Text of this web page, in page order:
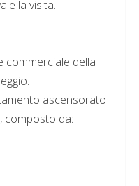
la visita.
commerciale della
ascensorato
composto da: